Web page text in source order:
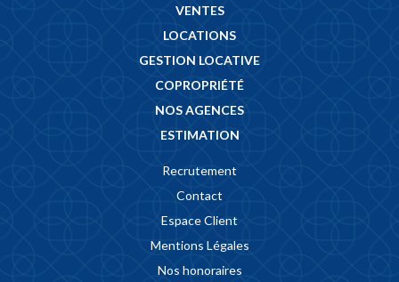
VENTES
LOCATIONS
GESTION LOCATIVE
COPROPRIÉTÉ
NOS AGENCES
ESTIMATION
Recrutement
Contact
Espace Client
Mentions Légales
Nos honoraires